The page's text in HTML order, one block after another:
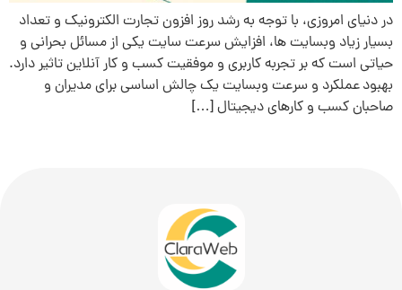
در دنیای امروزی، با توجه به رشد روز افزون تجارت الکترونیک و تعداد
بسیار زیاد وبسایت ها، افزایش سرعت سایت یکی از مسائل بحرانی و
حیاتی است که بر تجربه کاربری و موفقیت کسب و کار آنلاین تاثیر دارد.
بهبود عملکرد و سرعت وبسایت یک چالش اساسی برای مدیران و
صاحبان کسب و کارهای دیجیتال […]